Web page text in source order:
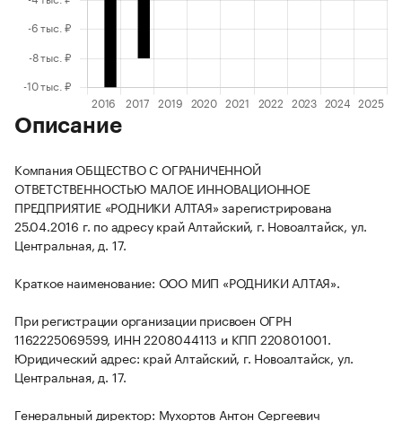
Описание
Компания ОБЩЕСТВО С ОГРАНИЧЕННОЙ
ОТВЕТСТВЕННОСТЬЮ МАЛОЕ ИННОВАЦИОННОЕ
ПРЕДПРИЯТИЕ «РОДНИКИ АЛТАЯ» зарегистрирована
25.04.2016 г. по адресу край Алтайский, г. Новоалтайск, ул.
Центральная, д. 17.
Краткое наименование: ООО МИП «РОДНИКИ АЛТАЯ».
При регистрации организации присвоен ОГРН
1162225069599, ИНН 2208044113 и КПП 220801001.
Юридический адрес: край Алтайский, г. Новоалтайск, ул.
Центральная, д. 17.
Генеральный директор: Мухортов Антон Сергеевич